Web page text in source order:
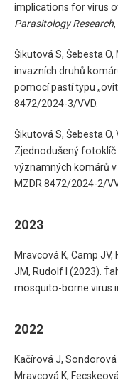
implications for virus
Parasitology Research,
Šikutová S, Šebesta
invazních druhů
pomocí pastí typu
8472/2024-3/VVD.
Šikutová S, Šebesta
Zjednodušený
významných komárů
MZDR 8472/2024-2/
2023
Mravcová K, Camp JV,
JM, Rudolf I (2023).
mosquito-borne virus
2022
Kačírová J, Sondorová
Mravcová K,